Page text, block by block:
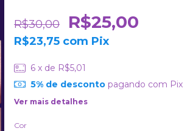
R$30,00 R$25,00
R$23,75 com Pix
6 x de R$5,01
5% de descontopagando com Pix
Ver mais detalhes
Cor